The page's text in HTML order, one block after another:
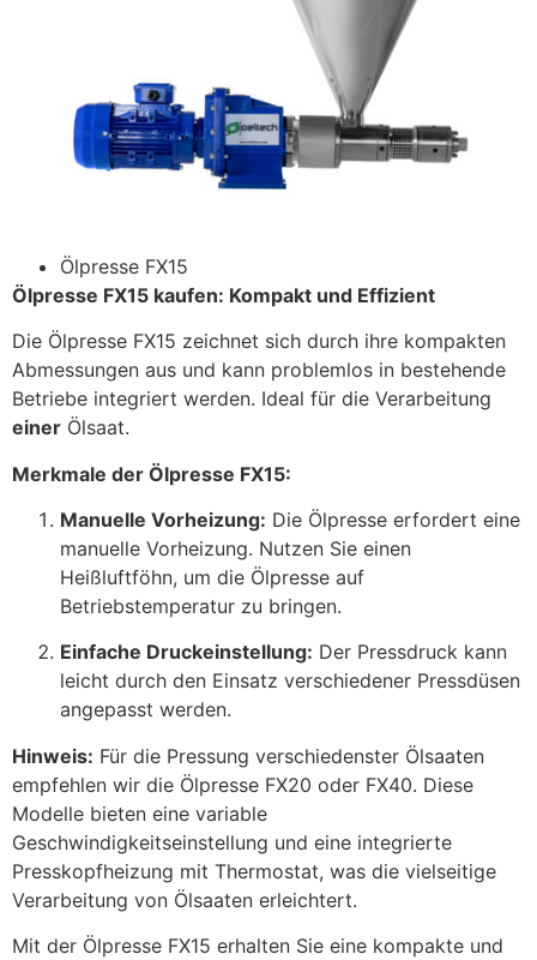
Ölpresse FX15
Ölpresse FX15 kaufen: Kompakt und Effizient
Die Ölpresse FX15 zeichnet sich durch ihre kompakten
Abmessungen aus und kann problemlos in bestehende
Betriebe integriert werden. Ideal für die Verarbeitung
einer Ölsaat.
Merkmale der Ölpresse FX15:
Manuelle Vorheizung: Die Ölpresse erfordert eine
manuelle Vorheizung. Nutzen Sie einen
Heißluftföhn, um die Ölpresse auf
Betriebstemperatur zu bringen.
Einfache Druckeinstellung: Der Pressdruck kann
leicht durch den Einsatz verschiedener Pressdüsen
angepasst werden.
Hinweis: Für die Pressung verschiedenster Ölsaaten
empfehlen wir die Ölpresse FX20 oder FX40. Diese
Modelle bieten eine variable
Geschwindigkeitseinstellung und eine integrierte
Presskopfheizung mit Thermostat, was die vielseitige
Verarbeitung von Ölsaaten erleichtert.
Mit der Ölpresse FX15 erhalten Sie eine kompakte und